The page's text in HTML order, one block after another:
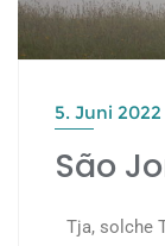
5. Juni 2022
São
Tja, solche